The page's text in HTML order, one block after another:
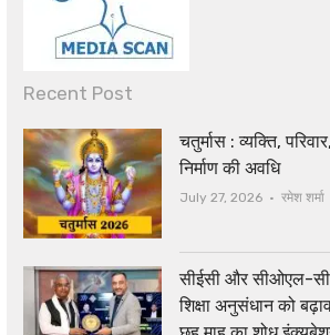
Recent Post
चतुर्मास : व्यक्ति,
निर्माण की अवधि
July 27, 2026 Author
रमेश शर्मा
सीईसी और सीओएल-
शिक्षा अनुसंधान को